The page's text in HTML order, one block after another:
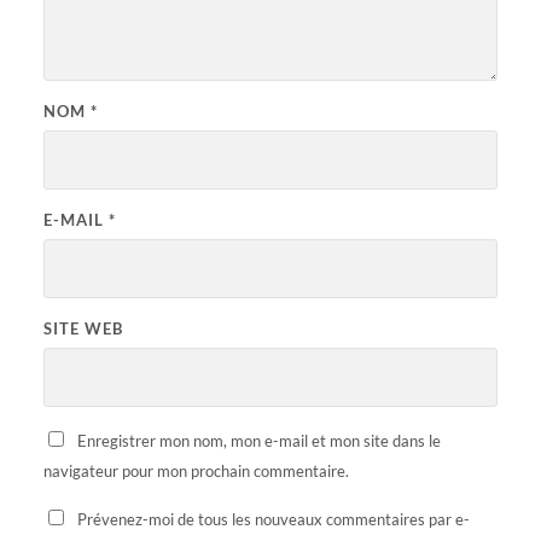
NOM *
E-MAIL *
SITE WEB
Enregistrer mon nom, mon e-mail et mon site dans le
navigateur pour mon prochain commentaire.
Prévenez-moi de tous les nouveaux commentaires par e-